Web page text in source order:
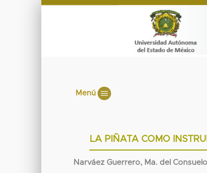
Menú
LA PIÑATA COMO
Narváez Guerrero, Ma. del Consuelo